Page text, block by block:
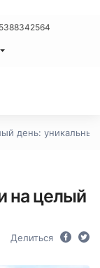
день:
на целый
Делиться